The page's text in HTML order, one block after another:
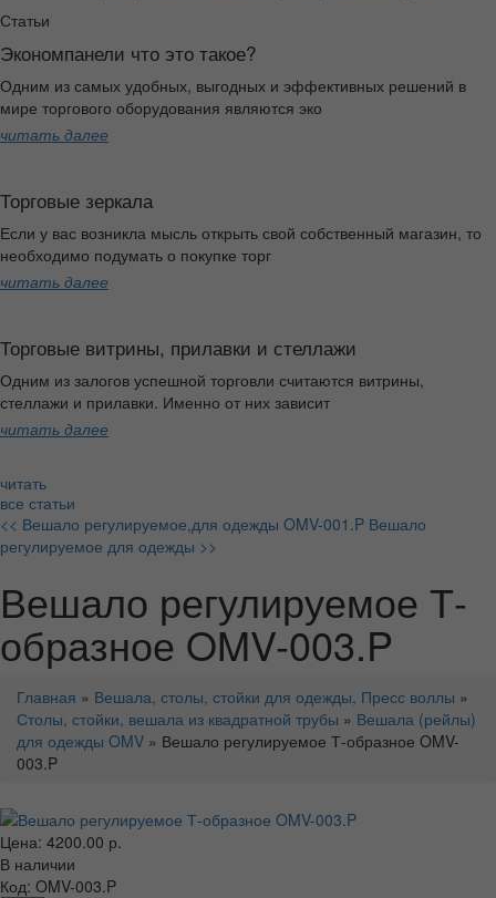
Статьи
Экономпанели что это такое?
Одним из самых удобных, выгодных и эффективных решений в
мире торгового оборудования являются эко
читать далее
Торговые зеркала
Если у вас возникла мысль открыть свой собственный магазин, то
необходимо подумать о покупке торг
читать далее
Торговые витрины, прилавки и стеллажи
Одним из залогов успешной торговли считаются витрины,
стеллажи и прилавки. Именно от них зависит
читать далее
читать
все статьи
<< Вешало регулируемое,для одежды OMV-001.P Вешало
регулируемое для одежды >>
Вешало регулируемое Т-
образное OMV-003.P
Главная » Вешала, столы, стойки для одежды, Пресс воллы »
Столы, стойки, вешала из квадратной трубы » Вешала (рейлы)
для одежды OMV » Вешало регулируемое Т-образное OMV-
003.P
Цена: 4200.00 р.
В наличии
Код: OMV-003.P